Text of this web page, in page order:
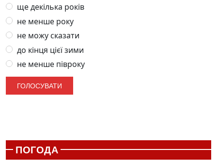
ще декілька років
не менше року
не можу сказати
до кінця цієї зими
не менше півроку
ПОГОДА